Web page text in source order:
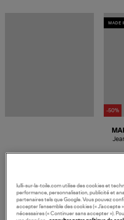
MADE
-50%
VOS DERNIERS PRODUITS VUS
lulli-sur-la-toile.com utilise des cookies et
performance, personnalisation, publicité et
partenaires tels que Google. Vous pouvez
accepter l’ensemble des cookies («
nécessaires (« Continuer sans accepter »).